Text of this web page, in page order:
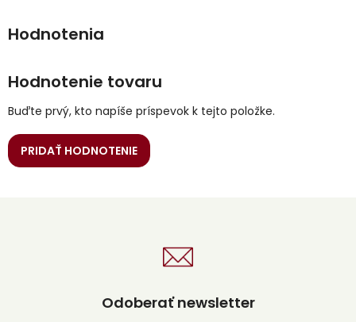
Hodnotenie tovaru
Buďte prvý, kto napíše príspevok k tejto položke.
PRIDAŤ HODNOTENIE
Odoberať newsletter